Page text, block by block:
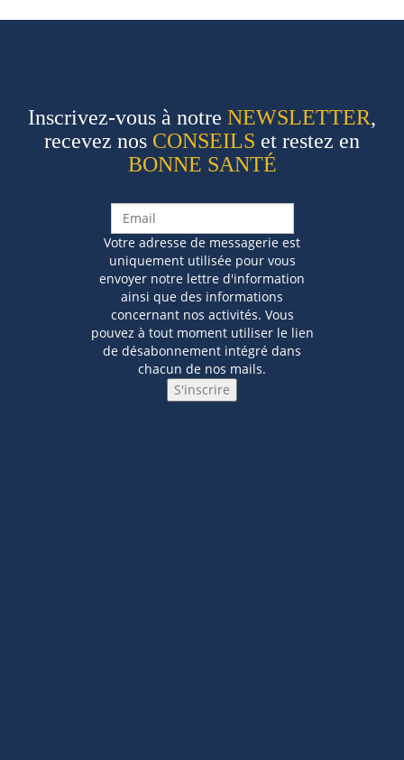
Inscrivez-vous à notre NEWSLETTER,
recevez nos CONSEILS et restez en
BONNE SANTÉ
Votre adresse de messagerie est
uniquement utilisée pour vous
envoyer notre lettre d'information
ainsi que des informations
concernant nos activités. Vous
pouvez à tout moment utiliser le lien
de désabonnement intégré dans
chacun de nos mails.